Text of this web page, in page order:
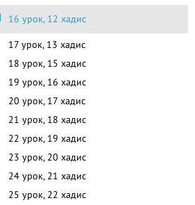
Режим просмотра
16 урок, 12 хадис
17 урок, 13 хадис
18 урок, 15 хадис
19 урок, 16 хадис
20 урок, 17 хадис
21 урок, 18 хадис
22 урок, 19 хадис
23 урок, 20 хадис
24 урок, 21 хадис
25 урок, 22 хадис